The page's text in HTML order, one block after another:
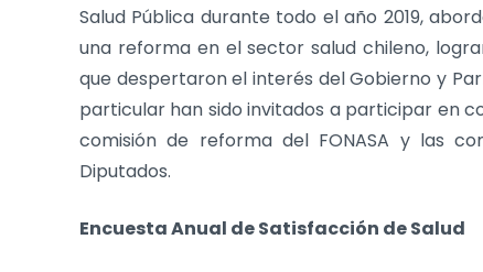
Salud Pública durante todo el año 2019,
una reforma en el sector salud chileno,
que despertaron el interés del Gobierno y
particular han sido invitados a participar en
comisión de reforma del FONASA y las
Diputados.
Encuesta Anual de Satisfacción de Salud